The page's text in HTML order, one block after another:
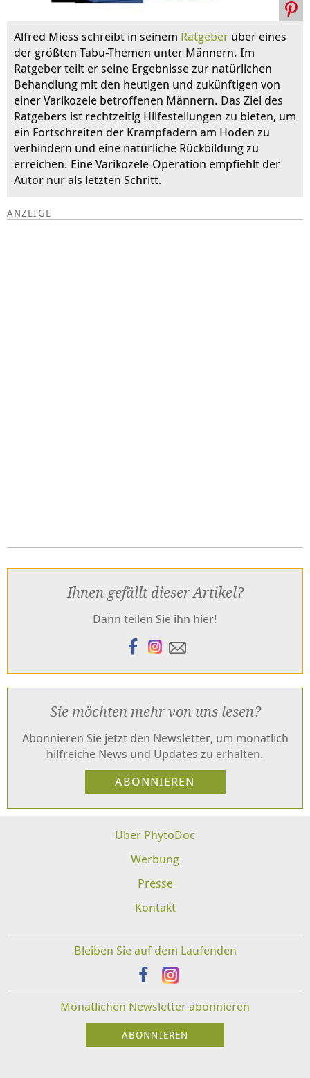
Alfred Miess schreibt in seinem Ratgeber über eines
der größten Tabu-Themen unter Männern. Im
Ratgeber teilt er seine Ergebnisse zur natürlichen
Behandlung mit den heutigen und zukünftigen von
einer Varikozele betroffenen Männern. Das Ziel des
Ratgebers ist rechtzeitig Hilfestellungen zu bieten, um
ein Fortschreiten der Krampfadern am Hoden zu
verhindern und eine natürliche Rückbildung zu
erreichen. Eine Varikozele-Operation empfiehlt der
Autor nur als letzten Schritt.
Ihnen gefällt dieser Artikel?
Dann teilen Sie ihn hier!
Sie möchten mehr von uns lesen?
Abonnieren Sie jetzt den Newsletter, um monatlich
hilfreiche News und Updates zu erhalten.
Über PhytoDoc
Werbung
Presse
Kontakt
Bleiben Sie auf dem Laufenden
Monatlichen Newsletter abonnieren